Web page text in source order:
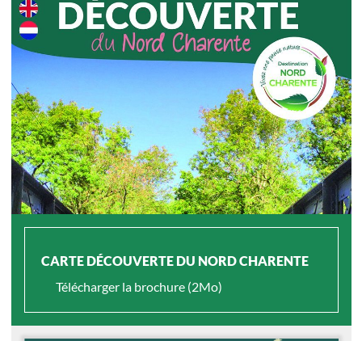
CARTE DÉCOUVERTE DU NORD CHARENTE
Télécharger la brochure (2Mo)